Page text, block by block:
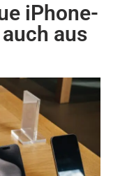
iPhone-
aus